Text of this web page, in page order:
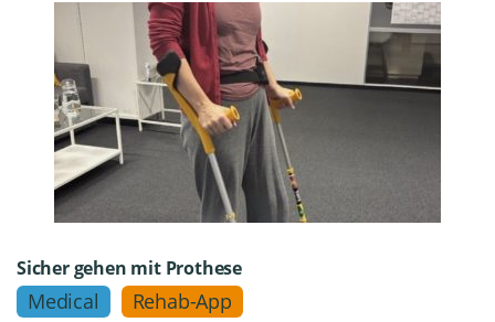
Sicher gehen mit Prothese
Medical Rehab-App